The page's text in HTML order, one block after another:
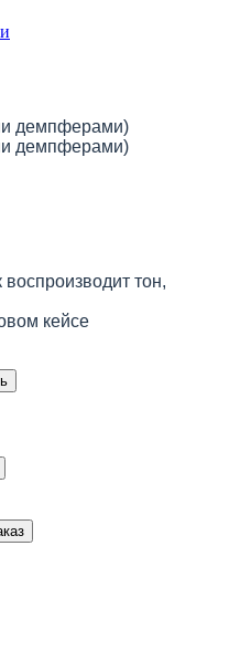
демпферами)
демпферами)
воспроизводит тон,
кейсе